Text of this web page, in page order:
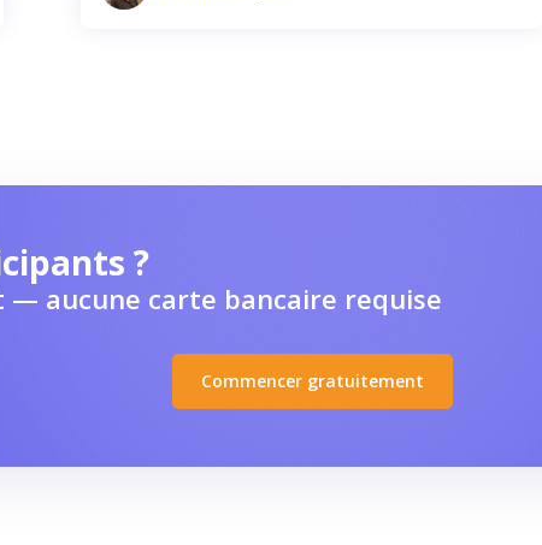
?
— aucune carte bancaire requise
Commencer gratuitement